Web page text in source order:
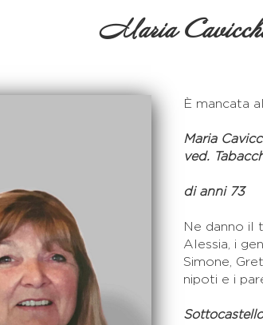
Maria
È mancata
Maria
ved.
di anni 73
Ne danno il
Alessia, i
Simone,
nipoti e i